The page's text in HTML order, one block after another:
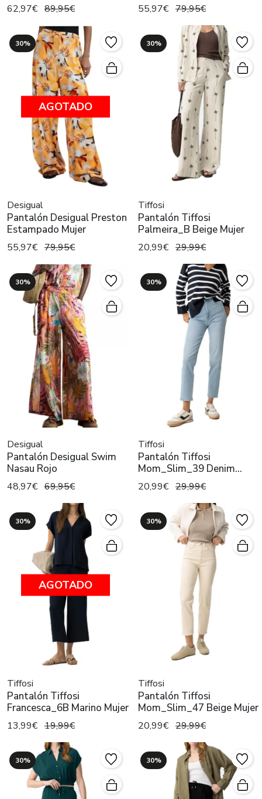
62,97€ 89,95€ 55,97€ 79,95€
30%
AGOTADO
Desigual
Pantalón Desigual Preston
Estampado Mujer
55,97€ 79,95€
30%
Tiffosi
Pantalón Tiffosi
Palmeira_B Beige Mujer
20,99€ 29,99€
30%
Desigual
Pantalón Desigual Swim
Nasau Rojo
48,97€ 69,95€
30%
Tiffosi
Pantalón Tiffosi
Mom_Slim_39 Denim
Claro Mujer
20,99€ 29,99€
30%
AGOTADO
Tiffosi
Pantalón Tiffosi
Francesca_6B Marino Mujer
13,99€ 19,99€
30%
Tiffosi
Pantalón Tiffosi
Mom_Slim_47 Beige Mujer
20,99€ 29,99€
30% 30%